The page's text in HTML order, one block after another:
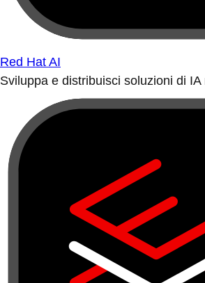
Red Hat AI
Sviluppa e distribuisci soluzioni di